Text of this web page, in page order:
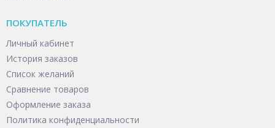
ПОКУПАТЕЛЬ
Личный кабинет
История заказов
Список желаний
Сравнение товаров
Оформление заказа
Политика конфиденциальности